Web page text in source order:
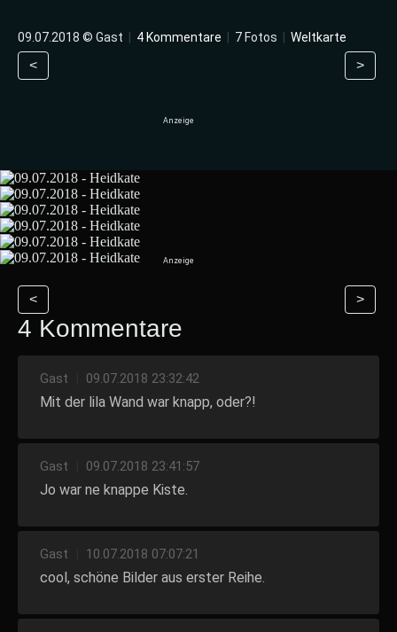
09.07.2018 © Gast 4 Kommentare 7 Fotos Weltkarte
< >
< >
4 Kommentare
Gast 09.07.2018 23:32:42
Mit der lila Wand war knapp, oder?!
Gast 09.07.2018 23:41:57
Jo war ne knappe Kiste.
Gast 10.07.2018 07:07:21
cool, schöne Bilder aus erster Reihe.